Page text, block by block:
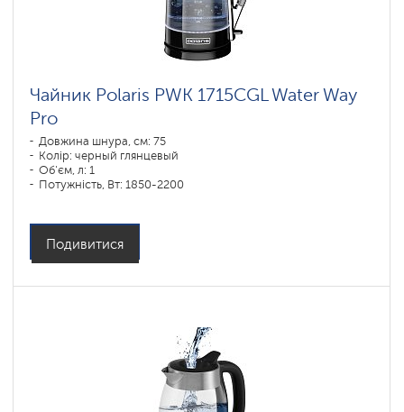
Чайник Polaris PWK 1715CGL Water Way
Pro
Довжина шнура, см: 75
Колір: черный глянцевый
Об'єм, л: 1
Потужність, Вт: 1850-2200
Подивитися